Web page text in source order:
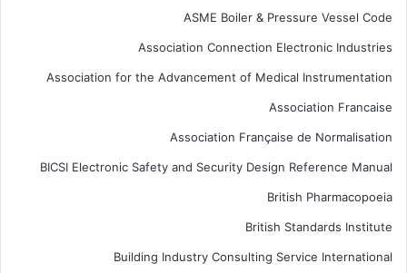
ASME Boiler & Pressure Vessel Code
Association Connection Electronic Industries
Association for the Advancement of Medical Instrumentation
Association Francaise
Association Française de Normalisation
BICSI Electronic Safety and Security Design Reference Manual
British Pharmacopoeia
British Standards Institute
Building Industry Consulting Service International